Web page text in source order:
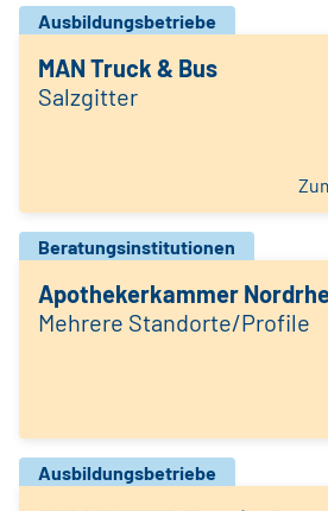
Ausbildungsbetriebe
MAN Truck & Bus
Salzgitter
Beratungsinstitutionen
Apothekerkammer
Mehrere Standorte/Profile
Ausbildungsbetriebe